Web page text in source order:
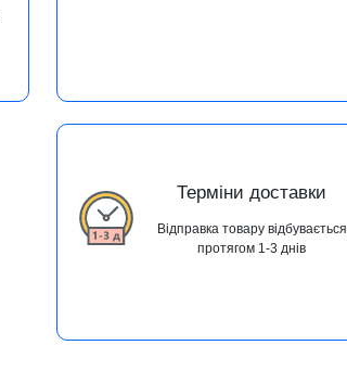
Терміни доставки
Відправка товару відбувається
протягом 1-3 днів